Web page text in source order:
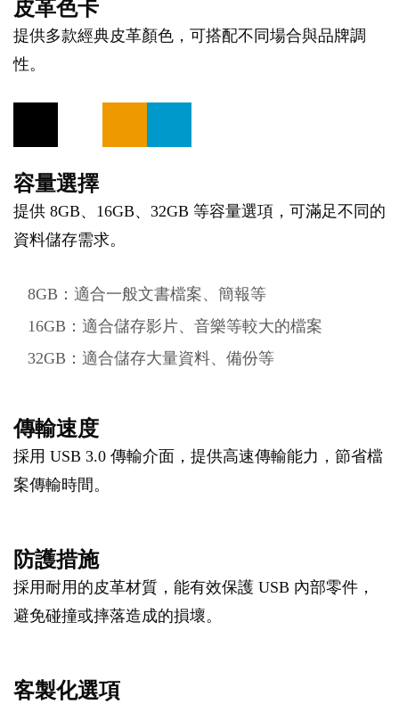
皮革色卡
提供多款經典皮革顏色，可搭配不同場合與品牌調
性。
容量選擇
提供 8GB、16GB、32GB 等容量選項，可滿足不同的
資料儲存需求。
8GB：適合一般文書檔案、簡報等
16GB：適合儲存影片、音樂等較大的檔案
32GB：適合儲存大量資料、備份等
傳輸速度
採用 USB 3.0 傳輸介面，提供高速傳輸能力，節省檔
案傳輸時間。
防護措施
採用耐用的皮革材質，能有效保護 USB 內部零件，
避免碰撞或摔落造成的損壞。
客製化選項